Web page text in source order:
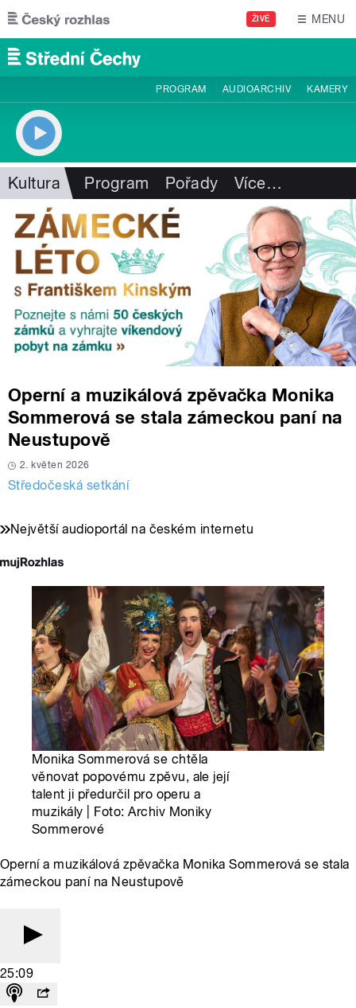
Přejít k hlavnímu obsahu
ŽIVĚ MENU
PROGRAM AUDIOARCHIV KAMERY
Kultura Program Pořady Více…
Operní a muzikálová zpěvačka Monika
Sommerová se stala zámeckou paní na
Neustupově
2. květen 2026
Středočeská setkání
Největší audioportál na českém internetu
Monika Sommerová se chtěla
věnovat popovému zpěvu, ale její
talent ji předurčil pro operu a
muzikály | Foto: Archiv Moniky
Sommerové
Operní a muzikálová zpěvačka Monika Sommerová se stala
zámeckou paní na Neustupově
25:09